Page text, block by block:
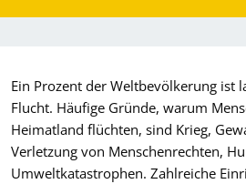
Ein Prozent der Weltbevölkerung ist
Flucht. Häufige Gründe, warum
Heimatland flüchten, sind Krieg,
Verletzung von Menschenrechten,
Umweltkatastrophen. Zahlreiche